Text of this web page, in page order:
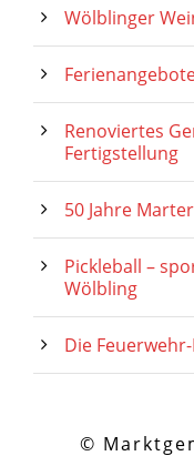
Wölblinger
Renoviertes
Fertigstellung
50 Jahre
Pickleball –
Wölbling
Die
©